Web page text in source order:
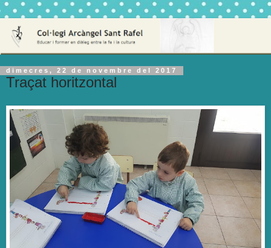
dimecres, 22 de novembre del 2017
Traçat horitzontal